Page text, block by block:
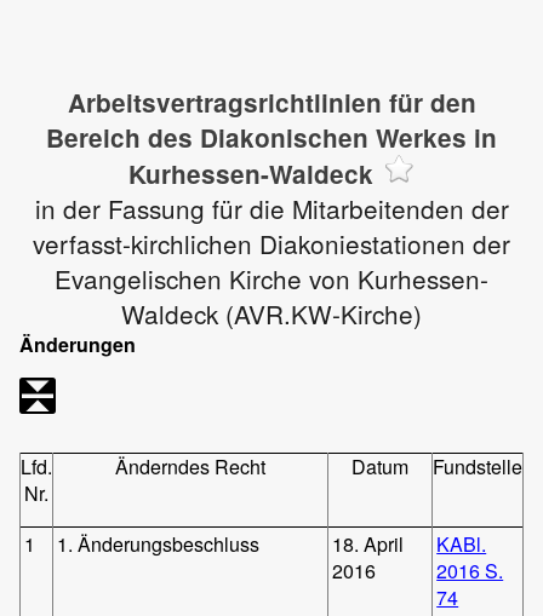
Arbeitsvertragsrichtlinien für den
Bereich des Diakonischen Werkes in
Kurhessen-Waldeck
in der Fassung für die Mitarbeitenden der
verfasst-kirchlichen Diakoniestationen der
Evangelischen Kirche von Kurhessen-
Waldeck (AVR.KW-Kirche)
Änderungen
Lfd.
Nr.
Änderndes Recht Datum Fundstelle
1 1. Änderungsbeschluss
18. April
2016
KABl.
2016 S.
74